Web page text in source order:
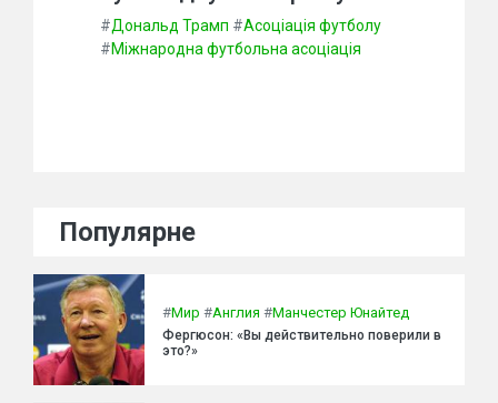
#Дональд Трамп #Асоціація футболу
#Міжнародна футбольна асоціація
Популярне
#Мир #Англия #Манчестер Юнайтед
Фергюсон: «Вы действительно поверили в
это?»